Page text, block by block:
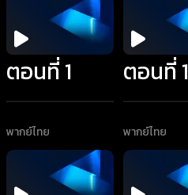
ตอนที่ 1
พากย์ไทย
ตอนที่ 1
พากย์ไทย